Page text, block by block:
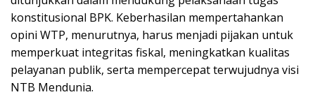
konstitusional BPK. Keberhasilan mempertahankan
opini WTP, menurutnya, harus menjadi pijakan untuk
memperkuat integritas fiskal, meningkatkan kualitas
pelayanan publik, serta mempercepat terwujudnya visi
NTB Mendunia.